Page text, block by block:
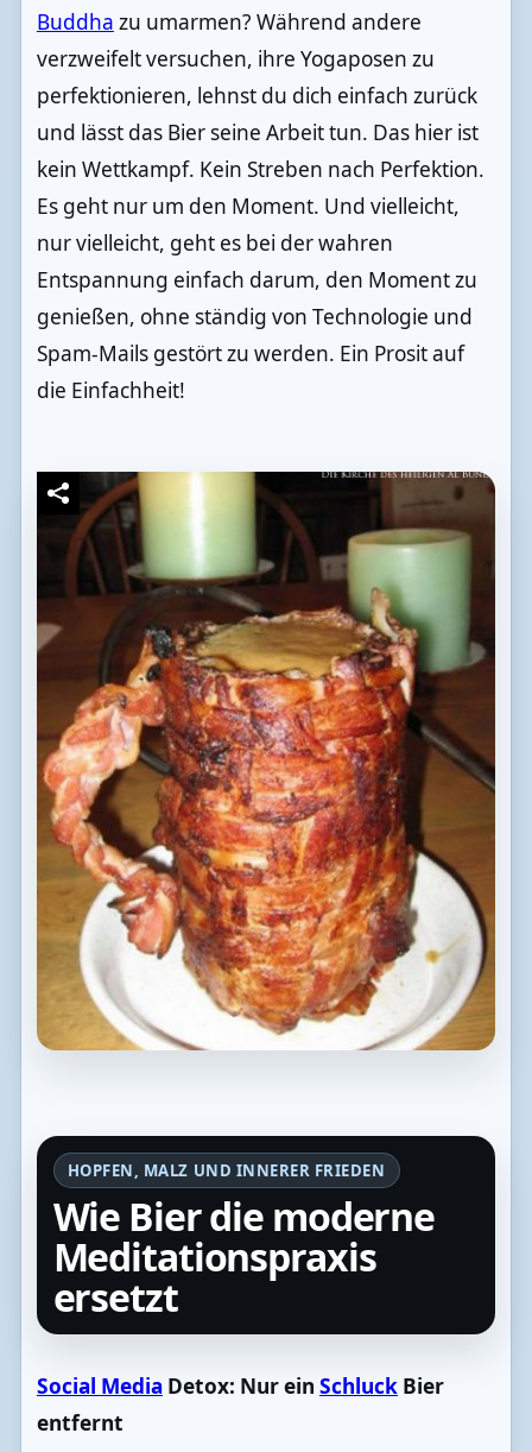
Buddha zu umarmen? Während andere
verzweifelt versuchen, ihre Yogaposen zu
perfektionieren, lehnst du dich einfach zurück
und lässt das Bier seine Arbeit tun. Das hier ist
kein Wettkampf. Kein Streben nach Perfektion.
Es geht nur um den Moment. Und vielleicht,
nur vielleicht, geht es bei der wahren
Entspannung einfach darum, den Moment zu
genießen, ohne ständig von Technologie und
Spam-Mails gestört zu werden. Ein Prosit auf
die Einfachheit!
HOPFEN, MALZ UND INNERER FRIEDEN
Wie Bier die moderne
Meditationspraxis
ersetzt
Social MediaDetox: Nur ein SchluckBier
entfernt